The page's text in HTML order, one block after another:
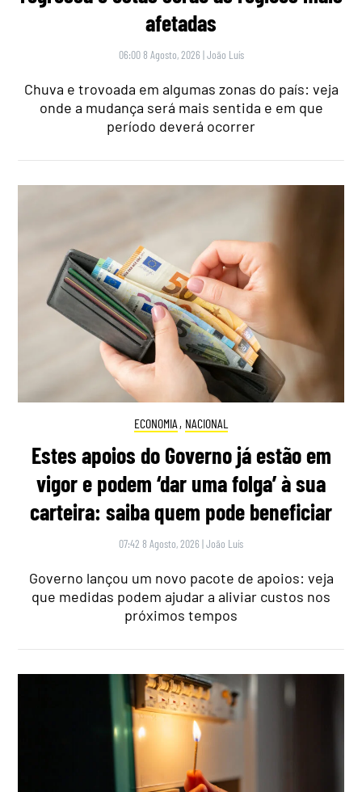
afetadas
06:00 8 Agosto, 2026 |João Luís
Chuva e trovoada em algumas zonas do país: veja
onde a mudança será mais sentida e em que
período deverá ocorrer
ECONOMIA , NACIONAL
Estes apoios do Governo já estão em
vigor e podem ‘dar uma folga’ à sua
carteira: saiba quem pode beneficiar
07:42 8 Agosto, 2026 |João Luís
Governo lançou um novo pacote de apoios: veja
que medidas podem ajudar a aliviar custos nos
próximos tempos